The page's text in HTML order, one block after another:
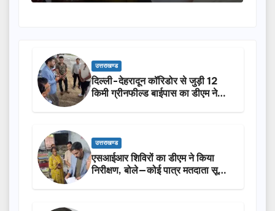
उत्तराखण्ड
दिल्ली-देहरादून कॉरिडोर से जुड़ी 12
किमी ग्रीनफील्ड बाईपास का डीएम ने
उत्तराखण्ड
एसआईआर शिविरों का डीएम ने किया
निरीक्षण, बोले—कोई पात्र मतदाता सूची